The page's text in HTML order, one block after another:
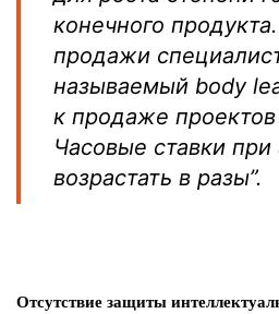
конечного
продажи
называемый body
к продаже
Часовые ставки
возрастать в разы”.
Отсутствие защиты